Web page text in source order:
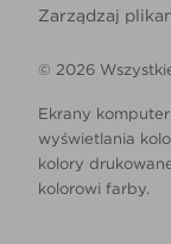
Zarządzaj
© 2026
Ekrany
wyświetlania
kolory
kolorowi farby.